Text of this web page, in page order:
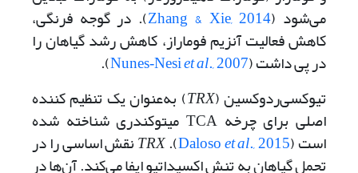
می‌شود (Zhang & Xie, 2014). در گوجه فرنگی،
کاهش فعالیت آنزیم فوماراز، کاهش رشد گیاهان را
در پی داشت ( Nunes‐Nesiet al., 2007
).
تیوکسی‌ردوکسین (TRX) به‌عنوان یک تنظیم کننده
اصلی برای چرخه TCA میتوکندری شناخته شده
است ( Dalosoet al., 2015
).
TRXنقش اساسی را در
تحمل گیاهان به تنش اکسیداتیو ایفا می‌کند. آن‌ها در